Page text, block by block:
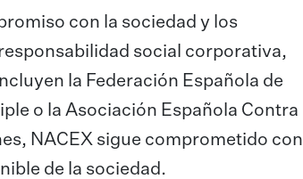
con la sociedad y los
social corporativa,
la Federación Española de
o la Asociación Española Contra
NACEX sigue comprometido con
de la sociedad.